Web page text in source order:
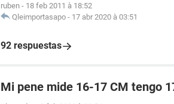
ruben - 18 feb 2011 à 18:52
Qleimportasapo - 17 abr 2020 à 03:51
92 respuestas
Mi pene mide 16-17 CM tengo